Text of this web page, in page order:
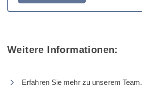
Weitere Informationen:
Erfahren Sie mehr zu unserem Team.